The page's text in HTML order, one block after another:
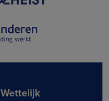
Wettelijk